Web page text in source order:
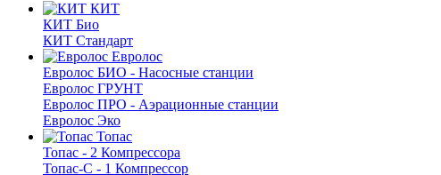
КИТ
КИТ Био
КИТ Стандарт
Евролос
Евролос БИО - Насосные станции
Евролос ГРУНТ
Евролос ПРО - Аэрационные станции
Евролос Эко
Топас
Топас - 2 Компрессора
Топас-С - 1 Компрессор